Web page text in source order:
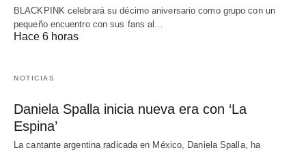
BLACKPINK celebrará su décimo aniversario como grupo con un
pequeño encuentro con sus fans al…
Hace 6 horas
NOTICIAS
Daniela Spalla inicia nueva era con ‘La
Espina’
La cantante argentina radicada en México, Daniela Spalla, ha